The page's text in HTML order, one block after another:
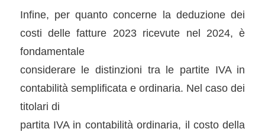
Infine, per quanto concerne la deduzione dei
costi delle fatture 2023 ricevute nel 2024, è
fondamentale
considerare le distinzioni tra le partite IVA in
contabilità semplificata e ordinaria. Nel caso dei
titolari di
partita IVA in contabilità ordinaria, il costo della